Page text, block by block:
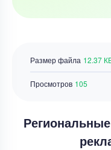
Размер файла 12.37
Просмотров 105